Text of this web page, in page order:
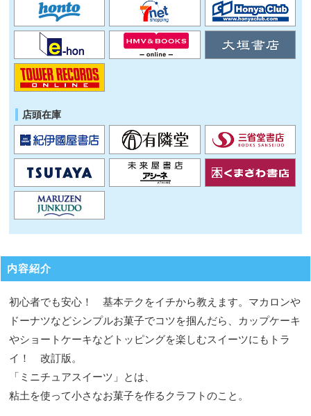
店頭在庫
内容紹介
初心者でも安心！ 基本テクをイチから教えます。マカロンや
ドーナツなどシンプルお菓子でコツを掴んだら、カップケーキ
やショートケーキなどトッピングを楽しむスイーツにもトラ
イ！ 改訂版。
「ミニチュアスイーツ」とは、
粘土を使って小さなお菓子を作るクラフトのこと。